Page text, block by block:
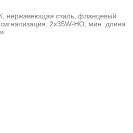
нержавеющая сталь, фланцевый
2x35W-HO, мин. длина